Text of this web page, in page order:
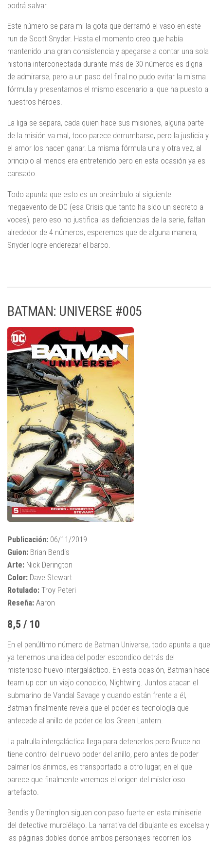
podrá salvar.
Este número se para mi la gota que derramó el vaso en este
run de Scott Snyder. Hasta el momento creo que había
mantenido una gran consistencia y apegarse a contar una sola
historia interconectada durante más de 30 números es digna
de admirarse, pero a un paso del final no pudo evitar la misma
fórmula y presentarnos el mismo escenario al que ha puesto a
nuestros héroes.
La liga se separa, cada quien hace sus misiones, alguna parte
de la misión va mal, todo parece derrumbarse, pero la justicia y
el amor los hacen ganar. La misma fórmula una y otra vez, al
principio al menos era entretenido pero en esta ocasión ya es
cansado.
Todo apunta que esto es un preámbulo al siguiente
megaevento de DC (esa Crisis que tanto ha sido un secreto a
voces), pero eso no justifica las deficiencias de la serie, faltan
alrededor de 4 números, esperemos que de alguna manera,
Snyder logre enderezar el barco.
BATMAN: UNIVERSE #005
Publicación: 06/11/2019
Guion: Brian Bendis
Arte: Nick Derington
Color: Dave Stewart
Rotulado: Troy Peteri
Reseña: Aaron
8,5 / 10
En el penúltimo número de Batman Universe, todo apunta a que
ya tenemos una idea del poder escondido detrás del
misterioso huevo intergaláctico. En esta ocasión, Batman hace
team up con un viejo conocido, Nightwing. Juntos atacan el
submarino de Vandal Savage y cuando están frente a él,
Batman finalmente revela que el poder es tecnología que
antecede al anillo de poder de los Green Lantern.
La patrulla intergaláctica llega para detenerlos pero Bruce no
tiene control del nuevo poder del anillo, pero antes de poder
calmar los ánimos, es transportado a otro lugar, en el que
parece que finalmente veremos el origen del misterioso
artefacto.
Bendis y Derrington siguen con paso fuerte en esta miniserie
del detective murciélago. La narrativa del dibujante es excelsa y
las páginas dobles donde ambos personajes recorren los